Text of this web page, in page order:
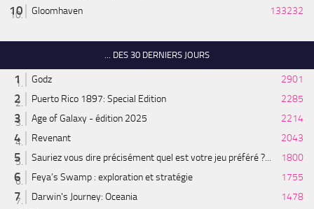
Gloomhaven
133232
... DES 30 DERNIERS JOURS
Godz
2901
Puerto Rico 1897: Special Edition
2285
Age of Galaxy - édition 2025
2214
Revenant
2043
Sauriez vous dire précisément quel est votre jeu préféré ?...
1800
Feya’s Swamp : exploration et stratégie
1755
Darwin's Journey: Oceania
1478